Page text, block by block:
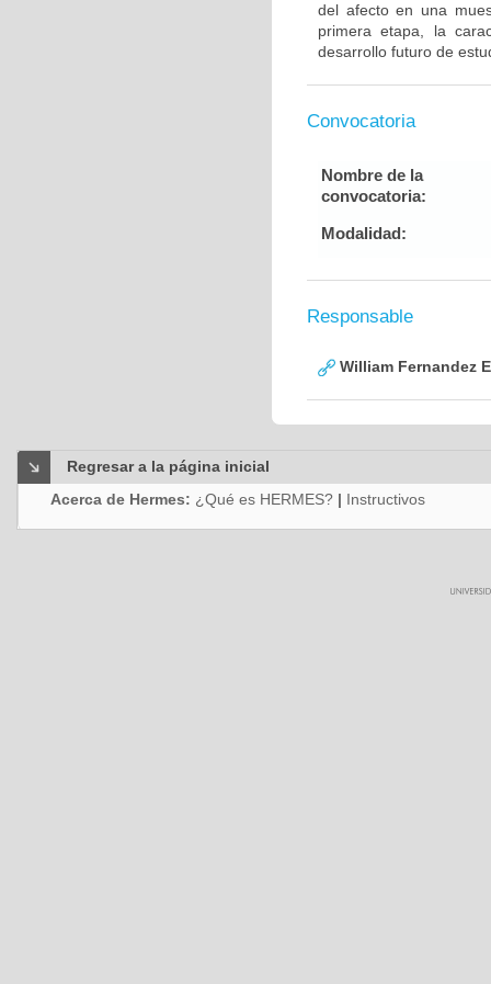
del afecto en una
primera etapa, la
desarrollo futuro de
Convocatoria
Nombre de la
convocatoria:
Modalidad:
Responsable
William Fernandez
Regresar a la página inicial
Acerca de Hermes: ¿Qué es HERMES? | Instructivos